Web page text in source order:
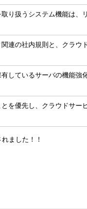
り扱うシステム機能は、
連の社内規則と、クラウ
しているサーバの機能強
を優先し、クラウドサー
ました！！